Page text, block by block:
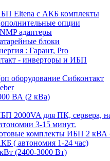
Eltena с АКБ комплекты
опции
адаптеры
блоки
: Гарант, Pro
- инверторы и ИБП
оборудование Сибконтакт
ВА (2 кВа)
2000VA для ПК, сервера,
3-15 минут.
комплекты ИБП 2 кВА
( автономия 1-24 час)
(2400-3000 Вт)